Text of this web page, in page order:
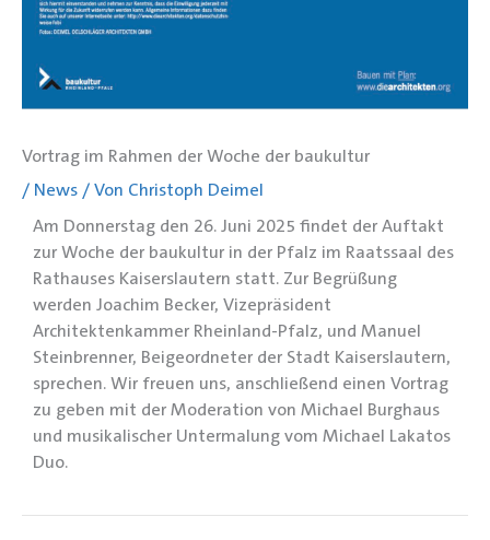
Vortrag im Rahmen der Woche der baukultur
/ News / Von Christoph Deimel
Am Donnerstag den 26. Juni 2025 findet der Auftakt
zur Woche der baukultur in der Pfalz im Raatssaal des
Rathauses Kaiserslautern statt. Zur Begrüßung
werden Joachim Becker, Vizepräsident
Architektenkammer Rheinland-Pfalz, und Manuel
Steinbrenner, Beigeordneter der Stadt Kaiserslautern,
sprechen. Wir freuen uns, anschließend einen Vortrag
zu geben mit der Moderation von Michael Burghaus
und musikalischer Untermalung vom Michael Lakatos
Duo.